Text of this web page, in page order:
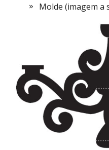
Molde (imagem a